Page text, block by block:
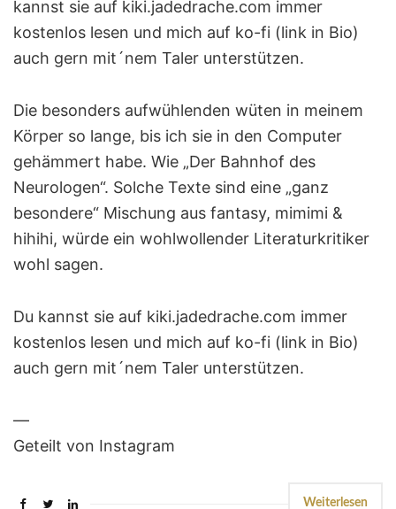
Die besonders aufwühlenden wüten in meinem
Körper so lange, bis ich sie in den Computer
gehämmert habe. Wie „Der Bahnhof des
Neurologen“. Solche Texte sind eine „ganz
besondere“ Mischung aus fantasy, mimimi &
hihihi, würde ein wohlwollender Literaturkritiker
wohl sagen.
Du kannst sie auf kiki.jadedrache.com immer
kostenlos lesen und mich auf ko-fi (link in Bio)
auch gern mit´nem Taler unterstützen.
—
Geteilt von Instagram
Weiterlesen